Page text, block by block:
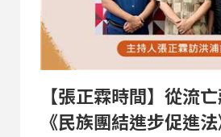
後有中、俄等邪惡軸心國家的暗
黑蘭的戰略確實是誘敵深入，
極大的地面戰。然而，川普的
決，意在迫使伊朗放棄核武而
底線是不能承受美軍的重大傷...
【張正霖時間】從流
《民族團結進步促進